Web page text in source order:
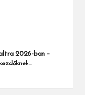
2026-ban –